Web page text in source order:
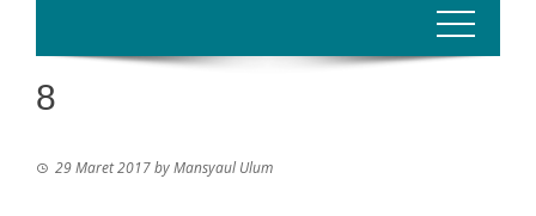
8
29 Maret 2017byMansyaul Ulum